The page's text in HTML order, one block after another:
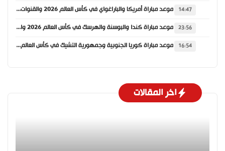
14:47 موعد مباراة أمريكا والباراغواي في كأس العالم 2026 والقنوات الناقلة
23:56 موعد مباراة كندا والبوسنة والهرسك في كأس العالم 2026 والقنوات الناقلة
16:54 موعد مباراة كوريا الجنوبية وجمهورية التشيك في كأس العالم 2026 والقنوات الناقلة
اخر المقالات